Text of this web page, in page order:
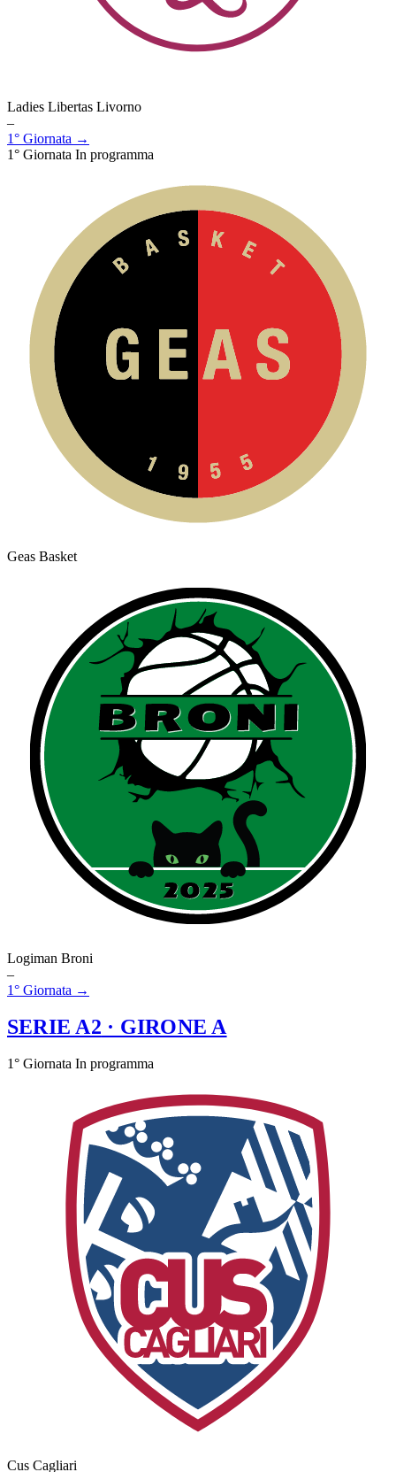
Ladies Libertas Livorno
–
1° Giornata →
1° Giornata In programma
Geas Basket
Logiman Broni
–
1° Giornata →
SERIE A2 · GIRONE A
1° Giornata In programma
Cus Cagliari